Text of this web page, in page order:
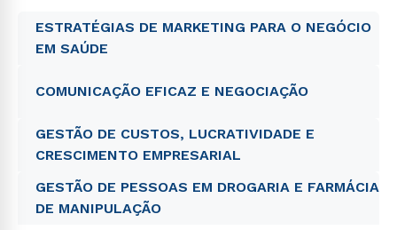
ESTRATÉGIAS DE MARKETING PARA O NEGÓCIO
EM SAÚDE
COMUNICAÇÃO EFICAZ E NEGOCIAÇÃO
GESTÃO DE CUSTOS, LUCRATIVIDADE E
CRESCIMENTO EMPRESARIAL
GESTÃO DE PESSOAS EM DROGARIA E FARMÁCIA
DE MANIPULAÇÃO